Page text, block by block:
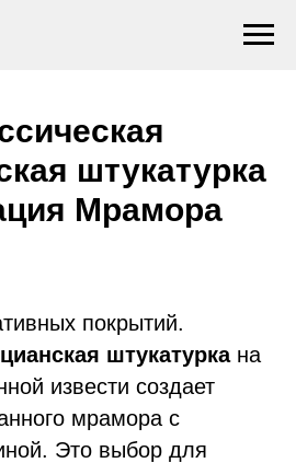
штукатурка
Мрамора
покрытий.
штукатуркана
извести создает
мрамора с
Это выбор для